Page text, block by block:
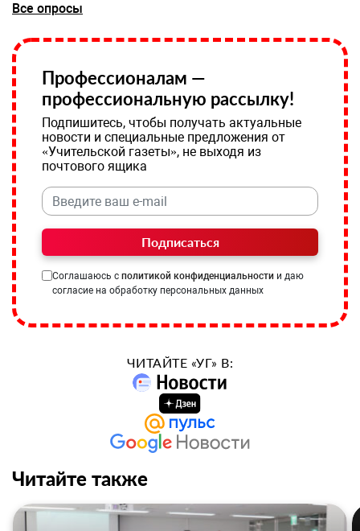
Все опросы
Профессионалам —
профессиональную рассылку!
Подпишитесь, чтобы получать актуальные
новости и специальные предложения от
«Учительской газеты», не выходя из
почтового ящика
Подписаться
Соглашаюсь с политикой конфиденциальности и даю
согласие на обработку персональных данных
ЧИТАЙТЕ «УГ» В:
Читайте также